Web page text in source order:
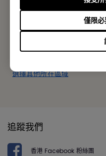
僅限
香港九龍荔枝角長沙灣道
Tel: +852-2330-6760
Fax: +852-2330-6353
選擇其他所在區域
追蹤我們
香港 Facebook 粉絲團